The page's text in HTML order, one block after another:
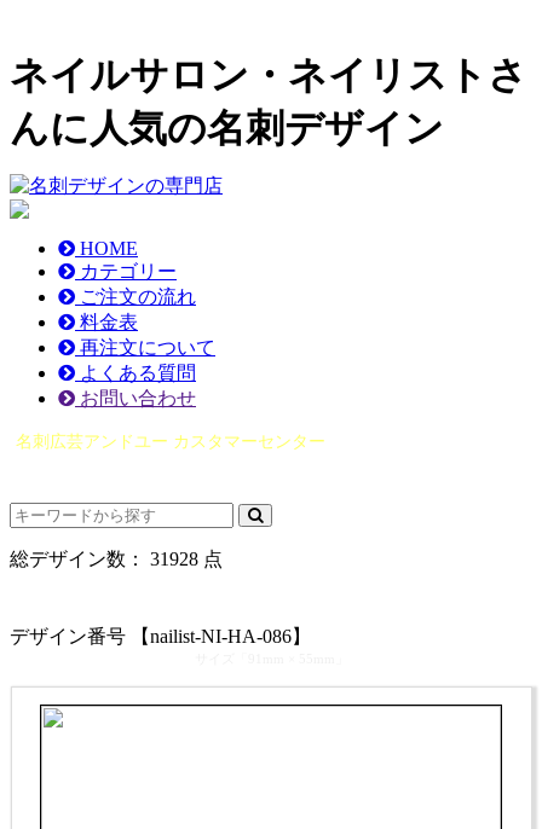
ネイルサロン・ネイリストさ
んに人気の名刺デザイン
HOME
カテゴリー
ご注文の流れ
料金表
再注文について
よくある質問
お問い合わせ
名刺広芸アンドユー カスタマーセンター
総デザイン数： 31928 点
デザイン番号 【nailist-NI-HA-086】